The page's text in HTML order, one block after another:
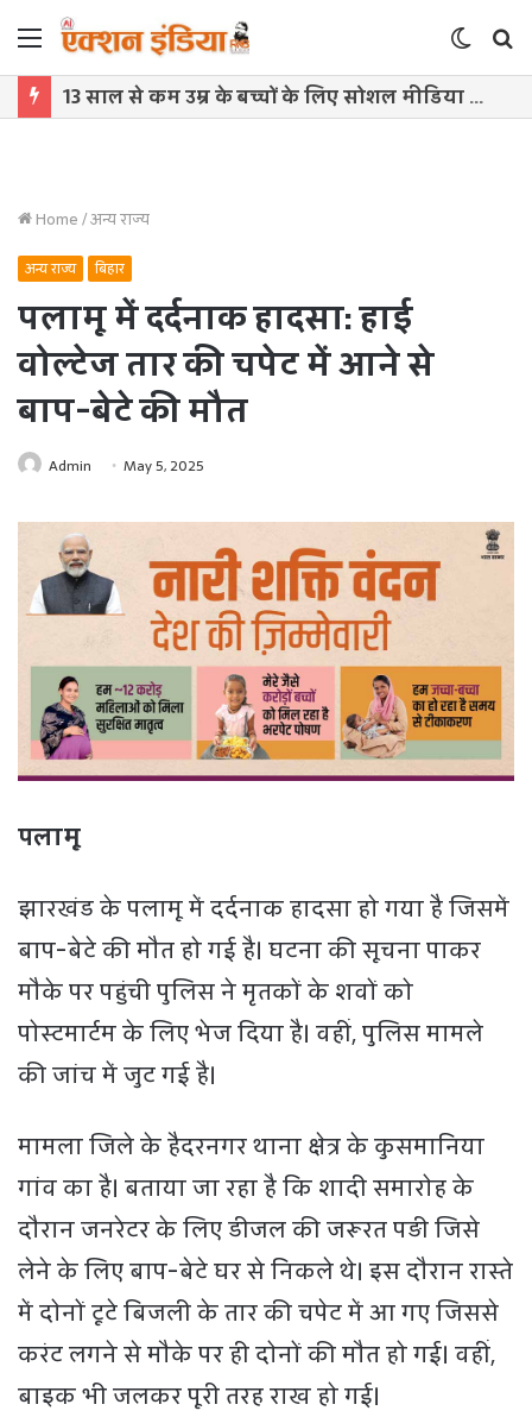
Menu
Switch
skin
13 साल से कम उम्र के बच्चों के लिए सोशल मीडिया बैन! संसद में बिल लाने की तैयारी
Home/अन्य राज्य
अन्य राज्य बिहार
पलामू में दर्दनाक हादसा: हाई
वोल्टेज तार की चपेट में आने से
बाप-बेटे की मौत
Admin May 5, 2025
पलामू
झारखंड के पलामू में दर्दनाक हादसा हो गया है जिसमें
बाप-बेटे की मौत हो गई है। घटना की सूचना पाकर
मौके पर पहुंची पुलिस ने मृतकों के शवों को
पोस्टमार्टम के लिए भेज दिया है। वहीं, पुलिस मामले
की जांच में जुट गई है।
मामला जिले के हैदरनगर थाना क्षेत्र के कुसमानिया
गांव का है। बताया जा रहा है कि शादी समारोह के
दौरान जनरेटर के लिए डीजल की जरूरत पड़ी जिसे
लेने के लिए बाप-बेटे घर से निकले थे। इस दौरान रास्ते
में दोनों टूटे बिजली के तार की चपेट में आ गए जिससे
करंट लगने से मौके पर ही दोनों की मौत हो गई। वहीं,
बाइक भी जलकर पूरी तरह राख हो गई।